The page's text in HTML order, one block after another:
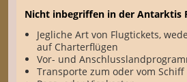
Nicht inbegriffen in der Antarktis
Jegliche Art von Flugtickets,
auf Charterflügen
Vor- und
Transporte zum oder vom Schiff